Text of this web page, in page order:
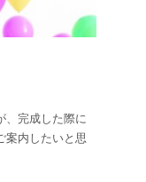
、完成した際に
案内したいと思